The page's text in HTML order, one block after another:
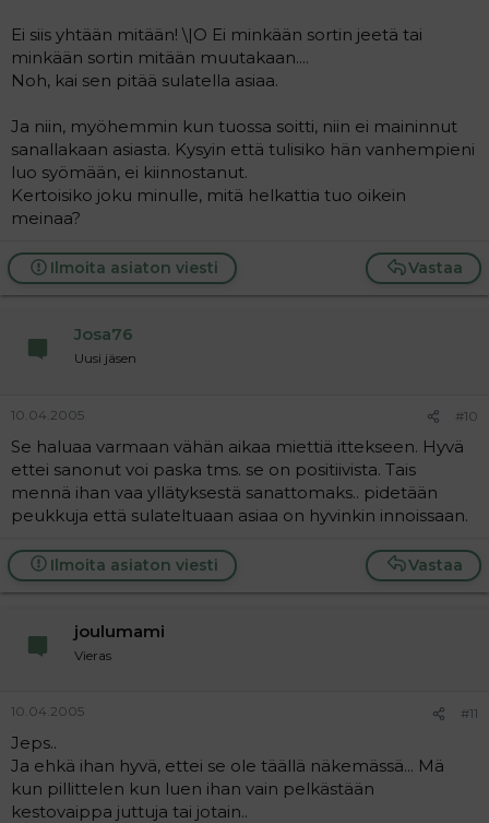
Ei siis yhtään mitään! \|O Ei minkään sortin jeetä tai
minkään sortin mitään muutakaan....
Noh, kai sen pitää sulatella asiaa.
Ja niin, myöhemmin kun tuossa soitti, niin ei maininnut
sanallakaan asiasta. Kysyin että tulisiko hän vanhempieni
luo syömään, ei kiinnostanut.
Kertoisiko joku minulle, mitä helkattia tuo oikein
meinaa?
Vastaa
Ilmoita asiaton viesti
Josa76
Uusi jäsen
10.04.2005 #10
Se haluaa varmaan vähän aikaa miettiä ittekseen. Hyvä
ettei sanonut voi paska tms. se on positiivista. Tais
mennä ihan vaa yllätyksestä sanattomaks.. pidetään
peukkuja että sulateltuaan asiaa on hyvinkin innoissaan.
Vastaa
Ilmoita asiaton viesti
joulumami
Vieras
10.04.2005 #11
Jeps..
Ja ehkä ihan hyvä, ettei se ole täällä näkemässä... Mä
kun pillittelen kun luen ihan vain pelkästään
kestovaippa juttuja tai jotain..